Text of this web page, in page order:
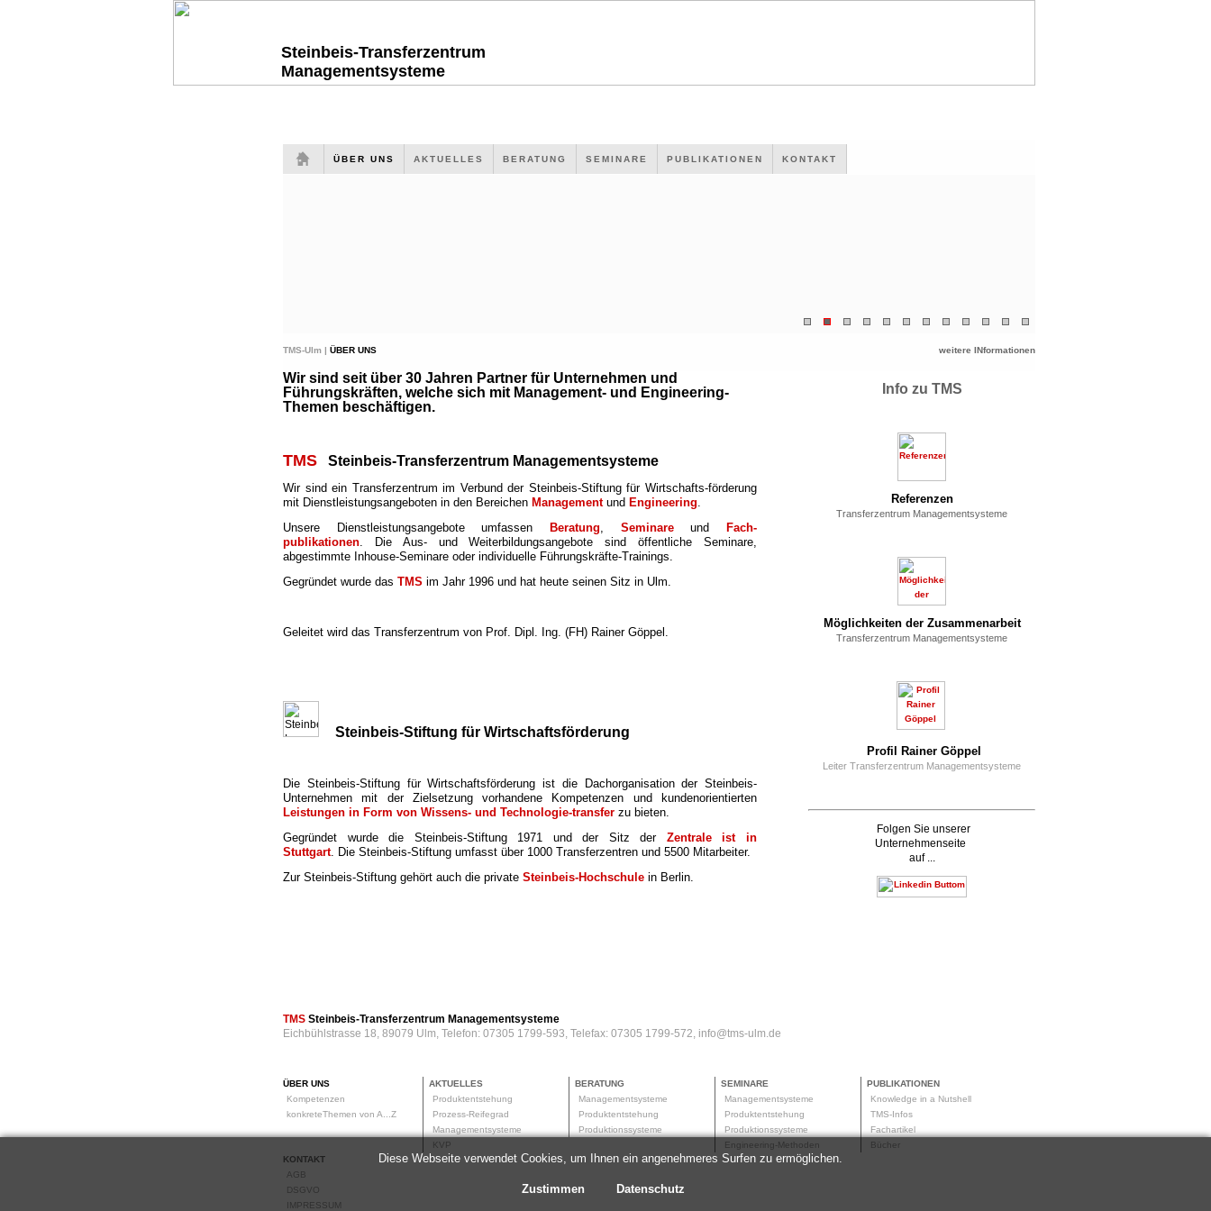
Steinbeis-Transferzentrum
Managementsysteme
ÜBER UNS AKTUELLES BERATUNG SEMINARE PUBLIKATIONEN KONTAKT
TMS-Ulm | ÜBER UNS weitere INformationen
Wir sind seit über 30 Jahren Partner für Unternehmen und
Führungskräften, welche sich mit Management- und Engineering-
Themen beschäftigen.
TMS Steinbeis-Transferzentrum Managementsysteme
Wir sind ein Transferzentrum im Verbund der Steinbeis-Stiftung für Wirtschafts-förderung
mit Dienstleistungsangeboten in den Bereichen Managementund Engineering.
Unsere Dienstleistungsangebote umfassen Beratung, Seminare und
Fach-
publikationen. Die Aus- und Weiterbildungsangebote sindöffentliche Seminare,
abgestimmte Inhouse-Seminare oder individuelle Führungskräfte-Trainings.
Gegründet wurde das TMS im Jahr 1996 und hat heute seinen Sitz in Ulm.
Geleitet wird das Transferzentrum von Prof. Dipl. Ing. (FH) Rainer Göppel.
Steinbeis-Stiftung für Wirtschaftsförderung
Die Steinbeis-Stiftung für Wirtschaftsförderung ist die Dachorganisation der Steinbeis-
Unternehmen mit der Zielsetzung vorhandene Kompetenzen und kundenorientierten
Leistungen in Form von Wissens- und Technologie-transfer zu bieten.
Gegründet wurde die Steinbeis-Stiftung 1971 und der Sitz der Zentrale ist in
Stuttgart. Die Steinbeis-Stiftung umfasst über 1000 Transferzentren und 5500 Mitarbeiter.
Zur Steinbeis-Stiftung gehört auch die private Steinbeis-Hochschule in Berlin.
Info zu TMS
Referenzen
Transferzentrum Managementsysteme
Möglichkeiten der Zusammenarbeit
Transferzentrum Managementsysteme
Profil Rainer Göppel
Leiter Transferzentrum Managementsysteme
Folgen Sie unserer
Unternehmenseite
auf ...
TMS Steinbeis-Transferzentrum Managementsysteme
Eichbühlstrasse 18, 89079 Ulm, Telefon: 07305 1799-593, Telefax: 07305 1799-572, info@tms-ulm.de
ÜBER UNS
Kompetenzen
konkreteThemen von A...Z
AKTUELLES
Produktentstehung
Prozess-Reifegrad
Managementsysteme
KVP
BERATUNG
Managementsysteme
Produktentstehung
Produktionssysteme
SEMINARE
Managementsysteme
Produktentstehung
Produktionssysteme
Engineering-Methoden
PUBLIKATIONEN
Knowledge in a Nutshell
TMS-Infos
Fachartikel
Bücher
KONTAKT
AGB
DSGVO
IMPRESSUM
Diese Webseite verwendet Cookies, um Ihnen ein angenehmeres Surfen zu ermöglichen.
Zustimmen Datenschutz